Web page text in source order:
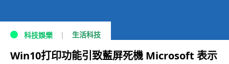
科技娛樂 生活科技
Win10打印功能引致藍屏死機 Microsoft 表示